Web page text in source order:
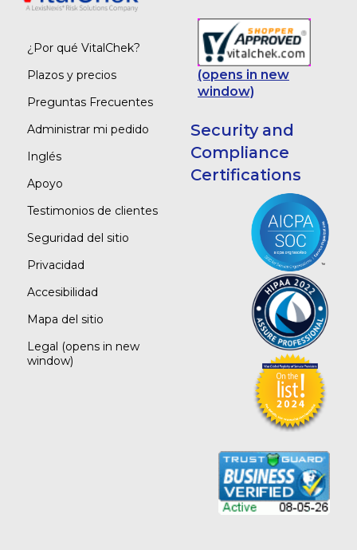
¿Por qué VitalChek?
Plazos y precios
Preguntas Frecuentes
Administrar mi pedido
Inglés
Apoyo
Testimonios de clientes
Seguridad del sitio
Privacidad
Accesibilidad
Mapa del sitio
Legal (opens in new
window)
(opens in new
window)
Security and
Compliance
Certifications